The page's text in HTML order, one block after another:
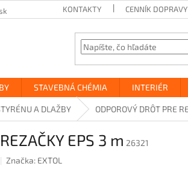
KONTAKTY CENNÍK DOPRAVY
STAVEBNÁ CHÉMIA INTERIÉR
A DLAŽBY ODPOROVÝ DRÔT PRE
EPS 3 m 26321
Značka: EXTOL